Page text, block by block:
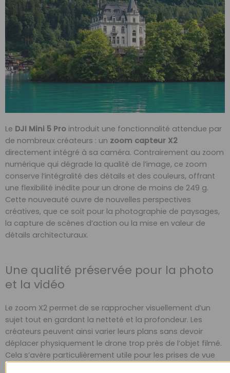
Le DJI Mini 5 Pro introduit une fonctionnalité attendue par
de nombreux créateurs : un zoom capteur X2
directement intégré à sa caméra. Contrairement au zoom
numérique qui dégrade la qualité de l’image, ce zoom
conserve l’intégralité des détails et des couleurs, offrant
une flexibilité inédite pour un drone de moins de 249 g.
Cette nouveauté ouvre de nouvelles perspectives
créatives, que ce soit pour la photographie de paysages,
la capture de scènes d’action ou la mise en valeur de
détails architecturaux.
Une qualité préservée pour la photo
et la vidéo
Le zoom X2 permet de se rapprocher visuellement d’un
sujet tout en gardant la netteté et la profondeur. Les
créateurs peuvent ainsi varier leurs plans sans devoir
déplacer physiquement le drone trop près de l’objet filmé.
Cela s’avère particulièrement utile pour les prises de vue